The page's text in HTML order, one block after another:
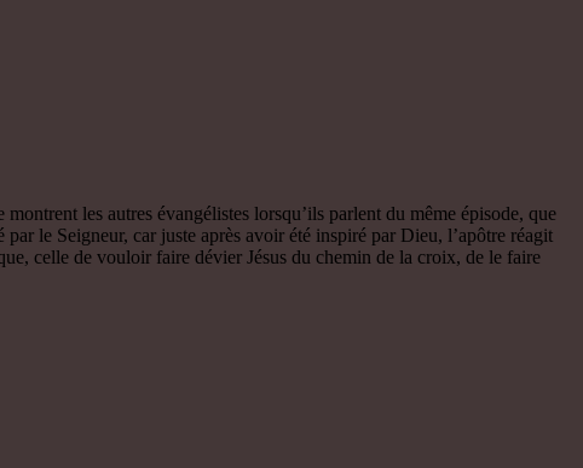
les autres évangélistes lorsqu’ils parlent du même épisode, que
le Seigneur, car juste après avoir été inspiré par Dieu, l’apôtre réagit
celle de vouloir faire dévier Jésus du chemin de la croix, de le faire